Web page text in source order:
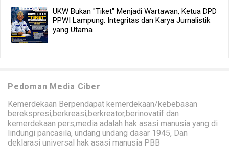
UKW Bukan "Tiket" Menjadi Wartawan, Ketua DPD
PPWI Lampung: Integritas dan Karya Jurnalistik
yang Utama
Pedoman Media Ciber
Kemerdekaan Berpendapat kemerdekaan/kebebasan
berekspresi,berkreasi,berkreator,berinovatif dan
kemerdekaan pers,media adalah hak asasi manusia yang di
lindungi pancasila, undang undang dasar 1945, Dan
deklarasi universal hak asasi manusia PBB